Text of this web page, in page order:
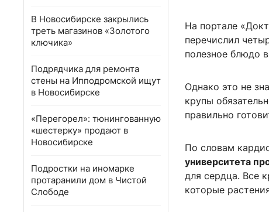
В Новосибирске закрылись
треть магазинов «Золотого
ключика»
Подрядчика для ремонта
стены на Ипподромской ищут
в Новосибирске
«Перегорел»: тюнингованную
«шестерку» продают в
Новосибирске
Подростки на иномарке
протаранили дом в Чистой
Слободе
На портале
перечислил
полезное блюдо
Однако это не
крупы
правильно
По словам
университета
для сердца. Все
которые